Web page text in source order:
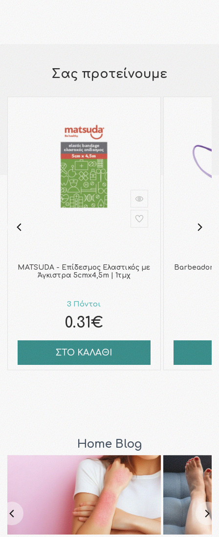
Σας προτείνουμε
MATSUDA - Επίδεσμος Ελαστικός με
Άγκιστρα 5cmx4,5m | 1τμχ
3 Πόντοι
0.31€
ΣΤΟ ΚΑΛΑΘΙ
Barbeador
Home Blog